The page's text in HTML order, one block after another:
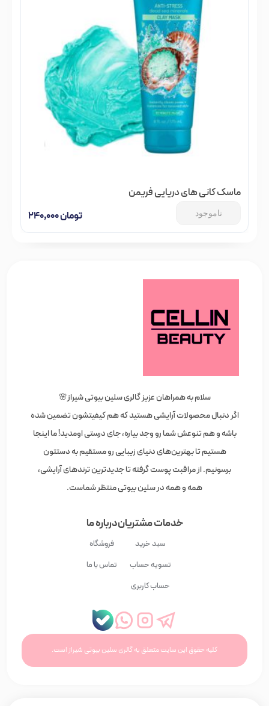
ماسک کانی های دریایی فریمن
تومان
ناموجود
سلام به همراهان عزیز گالری سلین بیوتی شیراز🌸
اگر دنبال محصولات آرایشی هستید که هم کیفیتشون تضمین شده
باشه و هم تنوعش شما رو وجد بیاره، جای درستی اومدید! ما اینجا
هستیم تا بهترین‌های دنیای زیبایی رو مستقیم به دستتون
برسونیم. از مراقبت پوست گرفته تا جدیدترین ترندهای آرایشی،
همه و همه در سلین بیوتی منتظر شماست.
خدمات مشتریان
سبد خرید
تسویه حساب
حساب کاربری
درباره ما
فروشگاه
تماس با ما
کلیه حقوق این سایت متعلق به گالری سلین بیوتی شیراز است.